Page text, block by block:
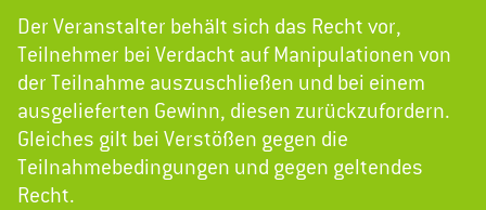
Der Veranstalter behält sich das Recht vor,
Teilnehmer bei Verdacht auf Manipulationen von
der Teilnahme auszuschließen und bei einem
ausgelieferten Gewinn, diesen zurückzufordern.
Gleiches gilt bei Verstößen gegen die
Teilnahmebedingungen und gegen geltendes
Recht.